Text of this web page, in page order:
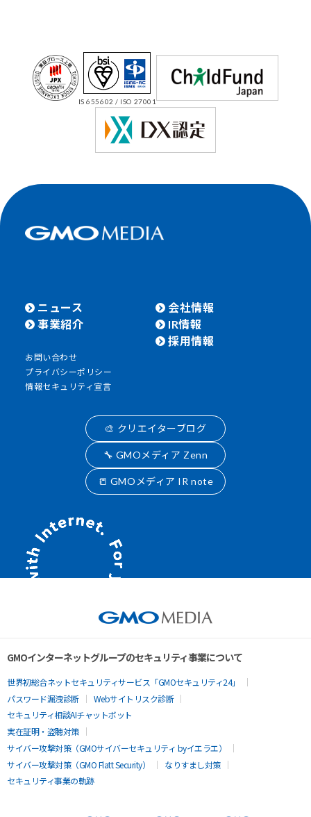
IS 655602 / ISO 27001
ニュース
事業紹介
会社情報
IR情報
採用情報
お問い合わせ
プライバシーポリシー
情報セキュリティ宣言
🎨 クリエイターブログ
🔧 GMOメディア Zenn
📒 GMOメディア IR note
GMOインターネットグループのセキュリティ事業について
世界初総合ネットセキュリティサービス「GMOセキュリティ24」
パスワード漏洩診断
Webサイトリスク診断
セキュリティ相談AIチャットボット
実在証明・盗聴対策
サイバー攻撃対策（GMOサイバーセキュリティ byイエラエ）
サイバー攻撃対策（GMO Flatt Security）
なりすまし対策
セキュリティ事業の軌跡